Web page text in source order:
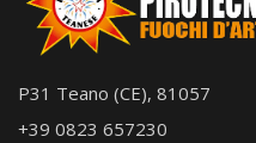
P31 Teano (CE), 81057
+39 0823 657230